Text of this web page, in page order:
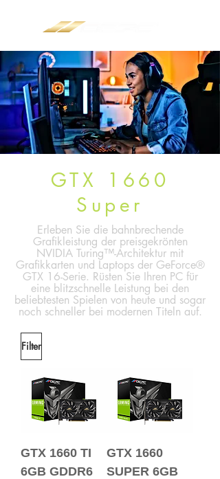
GTX 1660
Super
Erleben Sie die bahnbrechende
Grafikleistung der preisgekrönten
NVIDIA Turing™-Architektur mit
Grafikkarten und Laptops der GeForce®
GTX 16-Serie. Rüsten Sie Ihren PC für
eine blitzschnelle Leistung bei den
beliebtesten Spielen von heute und sogar
noch schneller bei modernen Titeln auf.
Filter
GTX 1660 TI
6GB GDDR6
GTX 1660
SUPER 6GB